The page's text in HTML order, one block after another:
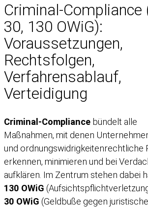
Criminal-Compliance
30, 130 OWiG):
Voraussetzungen,
Rechtsfolgen,
Verfahrensablauf,
Verteidigung
Criminal-Compliance bündelt alle
Maßnahmen, mit denen
und ordnungswidrigkeitenrechtliche
erkennen, minimieren und bei
aufklären. Im Zentrum stehen dabei
130 OWiG
30 OWiG (Geldbuße gegen juristische